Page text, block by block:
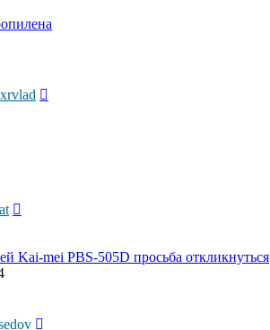
Kai-mei PBS-505D просьба откликнуться